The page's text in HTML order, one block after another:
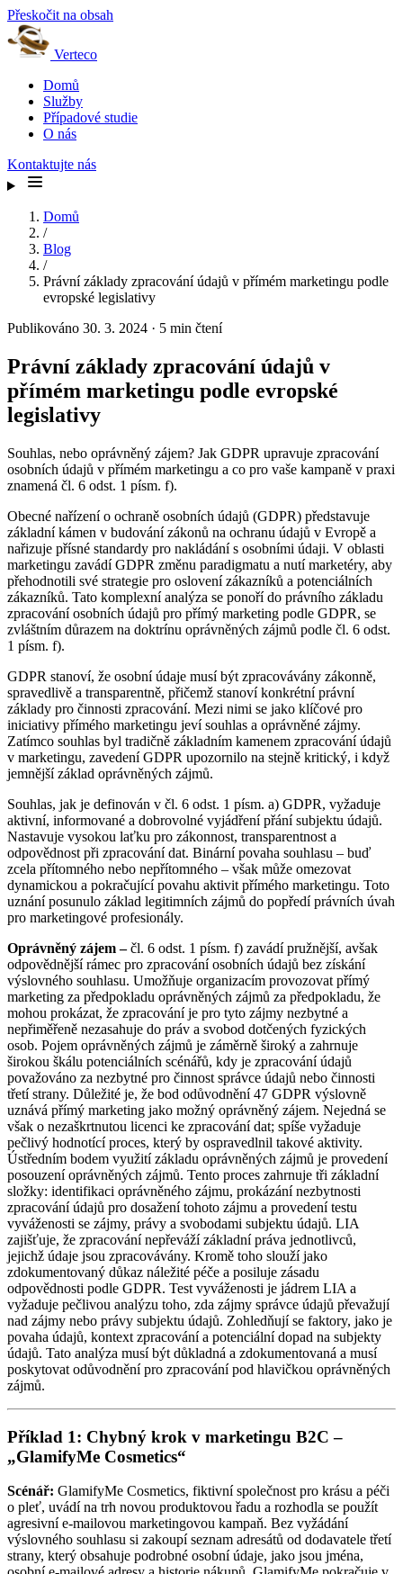
Přeskočit na obsah
Verteco
Domů
Služby
Případové studie
O nás
Kontaktujte nás
Domů
/
Blog
/
Právní základy zpracování údajů v přímém marketingu podle
evropské legislativy
Publikováno 30. 3. 2024 · 5 min čtení
Právní základy zpracování údajů v
přímém marketingu podle evropské
legislativy
Souhlas, nebo oprávněný zájem? Jak GDPR upravuje zpracování
osobních údajů v přímém marketingu a co pro vaše kampaně v praxi
znamená čl. 6 odst. 1 písm. f).
Obecné nařízení o ochraně osobních údajů (GDPR) představuje
základní kámen v budování zákonů na ochranu údajů v Evropě a
nařizuje přísné standardy pro nakládání s osobními údaji. V oblasti
marketingu zavádí GDPR změnu paradigmatu a nutí marketéry, aby
přehodnotili své strategie pro oslovení zákazníků a potenciálních
zákazníků. Tato komplexní analýza se ponoří do právního základu
zpracování osobních údajů pro přímý marketing podle GDPR, se
zvláštním důrazem na doktrínu oprávněných zájmů podle čl. 6 odst.
1 písm. f).
GDPR stanoví, že osobní údaje musí být zpracovávány zákonně,
spravedlivě a transparentně, přičemž stanoví konkrétní právní
základy pro činnosti zpracování. Mezi nimi se jako klíčové pro
iniciativy přímého marketingu jeví souhlas a oprávněné zájmy.
Zatímco souhlas byl tradičně základním kamenem zpracování údajů
v marketingu, zavedení GDPR upozornilo na stejně kritický, i když
jemnější základ oprávněných zájmů.
Souhlas, jak je definován v čl. 6 odst. 1 písm. a) GDPR, vyžaduje
aktivní, informované a dobrovolné vyjádření přání subjektu údajů.
Nastavuje vysokou laťku pro zákonnost, transparentnost a
odpovědnost při zpracování dat. Binární povaha souhlasu – buď
zcela přítomného nebo nepřítomného – však může omezovat
dynamickou a pokračující povahu aktivit přímého marketingu. Toto
uznání posunulo základ legitimních zájmů do popředí právních úvah
pro marketingové profesionály.
Oprávněný zájem –čl. 6 odst. 1 písm. f) zavádí pružnější, avšak
odpovědnější rámec pro zpracování osobních údajů bez získání
výslovného souhlasu. Umožňuje organizacím provozovat přímý
marketing za předpokladu oprávněných zájmů za předpokladu, že
mohou prokázat, že zpracování je pro tyto zájmy nezbytné a
nepřiměřeně nezasahuje do práv a svobod dotčených fyzických
osob. Pojem oprávněných zájmů je záměrně široký a zahrnuje
širokou škálu potenciálních scénářů, kdy je zpracování údajů
považováno za nezbytné pro činnost správce údajů nebo činnosti
třetí strany. Důležité je, že bod odůvodnění 47 GDPR výslovně
uznává přímý marketing jako možný oprávněný zájem. Nejedná se
však o nezaškrtnutou licenci ke zpracování dat; spíše vyžaduje
pečlivý hodnotící proces, který by ospravedlnil takové aktivity.
Ústředním bodem využití základu oprávněných zájmů je provedení
posouzení oprávněných zájmů. Tento proces zahrnuje tři základní
složky: identifikaci oprávněného zájmu, prokázání nezbytnosti
zpracování údajů pro dosažení tohoto zájmu a provedení testu
vyváženosti se zájmy, právy a svobodami subjektu údajů. LIA
zajišťuje, že zpracování nepřeváží základní práva jednotlivců,
jejichž údaje jsou zpracovávány. Kromě toho slouží jako
zdokumentovaný důkaz náležité péče a posiluje zásadu
odpovědnosti podle GDPR. Test vyváženosti je jádrem LIA a
vyžaduje pečlivou analýzu toho, zda zájmy správce údajů převažují
nad zájmy nebo právy subjektu údajů. Zohledňují se faktory, jako je
povaha údajů, kontext zpracování a potenciální dopad na subjekty
údajů. Tato analýza musí být důkladná a zdokumentovaná a musí
poskytovat odůvodnění pro zpracování pod hlavičkou oprávněných
zájmů.
Příklad 1: Chybný krok v marketingu B2C –
„GlamifyMe Cosmetics“
Scénář: GlamifyMe Cosmetics, fiktivní společnost pro krásu a péči
o pleť, uvádí na trh novou produktovou řadu a rozhodla se použít
agresivní e-mailovou marketingovou kampaň. Bez vyžádání
výslovného souhlasu si zakoupí seznam adresátů od dodavatele třetí
strany, který obsahuje podrobné osobní údaje, jako jsou jména,